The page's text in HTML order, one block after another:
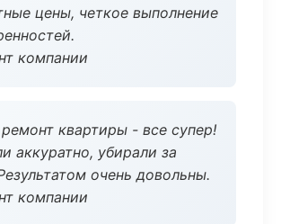
цены, четкое выполнение
компании
квартиры - все супер!
аккуратно, убирали за
очень довольны.
компании